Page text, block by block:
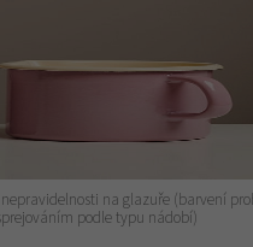
na glazuře (barvení
podle typu nádobí)